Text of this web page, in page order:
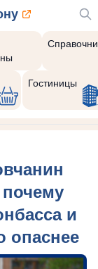
Гостиницы
и
опаснее